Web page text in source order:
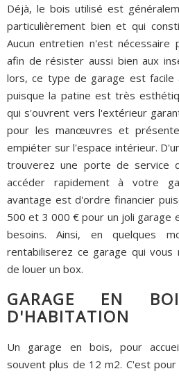
Déjà, le bois utilisé est
particulièrement bien et qui
Aucun entretien n'est
afin de résister aussi bien aux
lors, ce type de garage est
puisque la patine est très
qui s'ouvrent vers l'extérieur
pour les manœuvres et
empiéter sur l'espace intérieur.
trouverez une porte de service
accéder rapidement à votre
avantage est d'ordre financier
500 et 3 000 € pour un joli garage
besoins. Ainsi, en quelques
rentabiliserez ce garage qui vous
de louer un box.
GARAGE EN
D'HABITATION
Un garage en bois, pour
souvent plus de 12 m2. C'est